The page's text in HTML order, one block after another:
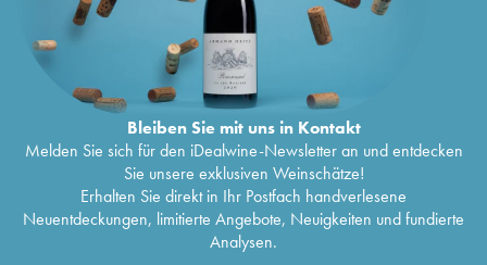
Bleiben Sie mit uns in Kontakt
Melden Sie sich für den iDealwine-Newsletter an und entdecken
Sie unsere exklusiven Weinschätze!
Erhalten Sie direkt in Ihr Postfach handverlesene
Neuentdeckungen, limitierte Angebote, Neuigkeiten und fundierte
Analysen.